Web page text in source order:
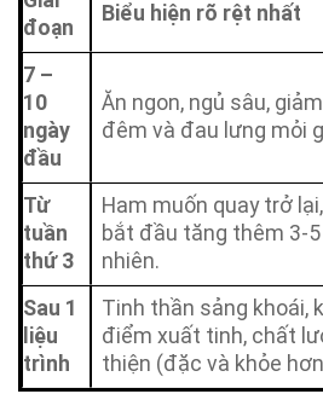
đoạn
Biểu hiện rõ rệt nhất
7 –
10
ngày
đầu
Ăn ngon, ngủ sâu,
đêm và đau lưng mỏi
Từ
tuần
thứ 3
Ham muốn quay trở
bắt đầu tăng thêm 3-
nhiên.
Sau 1
liệu
trình
Tinh thần sảng khoái,
điểm xuất tinh, chất
thiện (đặc và khỏe